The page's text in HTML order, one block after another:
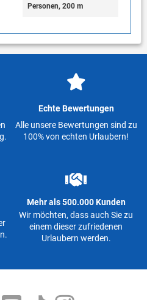
Personen, 200 m
Echte Bewertungen
Alle unsere Bewertungen sind zu
100% von echten Urlaubern!
Mehr als 500.000 Kunden
Wir möchten, dass auch Sie zu
einem dieser zufriedenen
Urlaubern werden.